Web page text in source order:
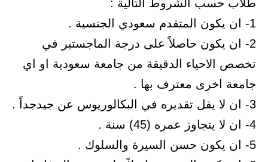
طلاب حسب الشروط التالية :
1- ان يكون المتقدم سعودي الجنسية .
2- ان يكون حاصلاً على درجة الماجستير في
تخصص الاحياء الدقيقة من جامعة سعودية او اي
جامعة اخرى معترف بها .
3- ان لا يقل تقديره في البكالوريوس عن جيدجداً .
4- ان لا يتجاوز عمره (45) سنة .
5- ان يكون حسن السيرة والسلوك .